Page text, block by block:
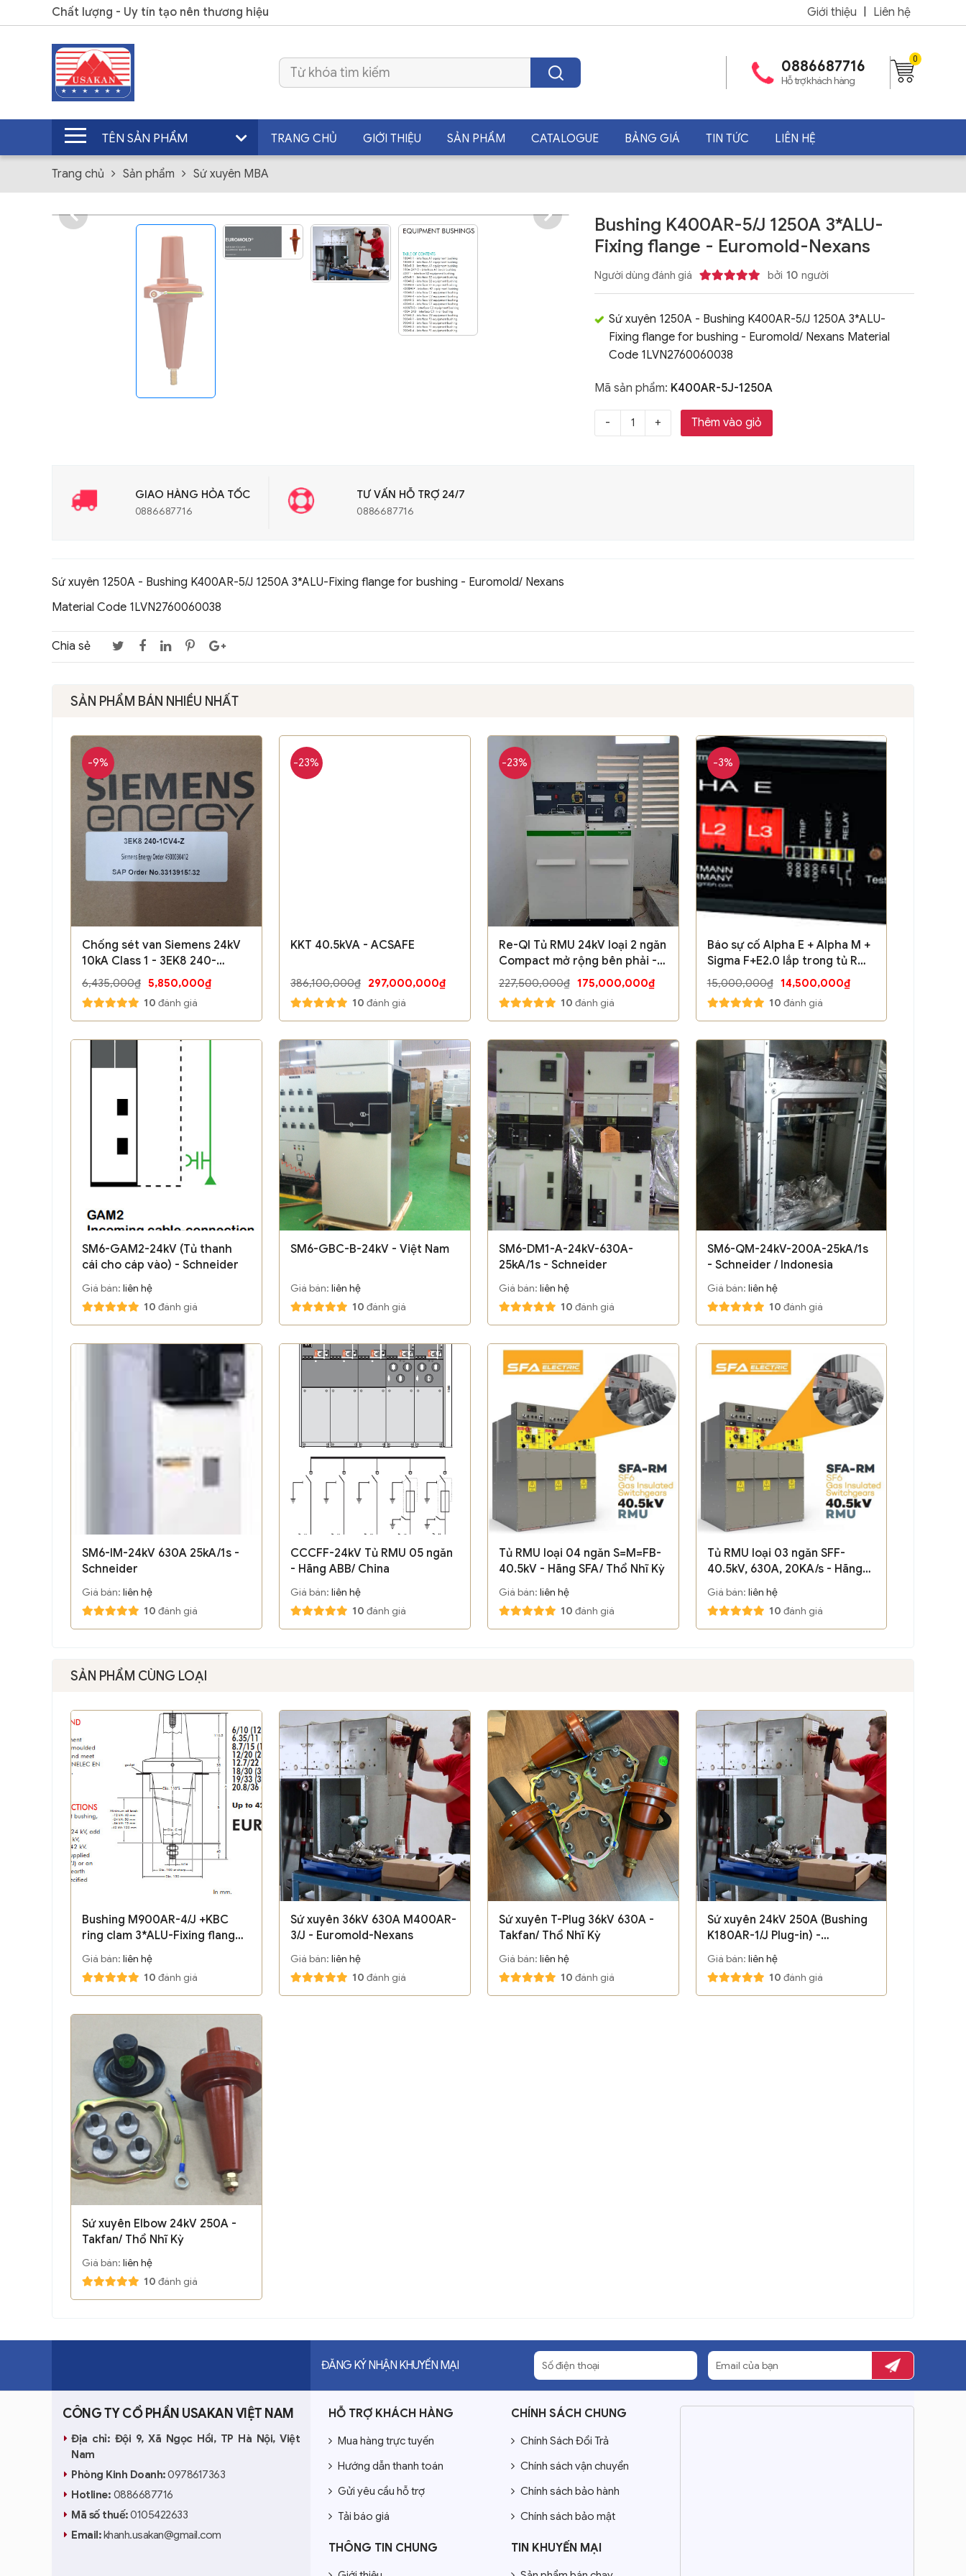
Chất lượng - Uy tín tạo nên thương hiệu Giới thiệu Liên hệ
0886687716
Hỗ trợ khách hàng
0
TÊN SẢN PHẨM TRANG CHỦ GIỚI THIỆU SẢN PHẨM CATALOGUE BẢNG GIÁ TIN TỨC LIÊN HỆ
Trang chủ Sản phẩm Sứ xuyên MBA
Bushing K400AR-5/J 1250A 3*ALU-
Fixing flange - Euromold-Nexans
Người dùng đánh giá bởi 10 người
Sứ xuyên 1250A - Bushing K400AR-5/J 1250A 3*ALU-
Fixing flange for bushing - Euromold/ Nexans Material
Code 1LVN2760060038
Mã sản phẩm: K400AR-5J-1250A
Thêm vào giỏ
GIAO HÀNG HỎA TỐC
0886687716
TƯ VẤN HỖ TRỢ 24/7
0886687716
Sứ xuyên 1250A - Bushing K400AR-5/J 1250A 3*ALU-Fixing flange for bushing - Euromold/ Nexans
Material Code 1LVN2760060038
Chia sẻ
SẢN PHẨM BÁN NHIỀU NHẤT
-9%
Chống sét van Siemens 24kV
10kA Class 1 - 3EK8 240-
2CV4-Z M30 P12 P31M81
6,435,000₫ 5,850,000₫
10 đánh giá
-23%
KKT 40.5kVA - ACSAFE
386,100,000₫
297,000,000₫
10 đánh giá
-23%
Re-QI Tủ RMU 24kV loại 2 ngăn
Compact mở rộng bên phải -
Sshneider
227,500,000₫ 175,000,000₫
10 đánh giá
-3%
Báo sự cố Alpha E + Alpha M +
Sigma F+E2.0 lắp trong tủ RMU
- Hãng Horstmann / Germany
15,000,000₫ 14,500,000₫
10 đánh giá
SM6-GAM2-24kV (Tủ thanh
cái cho cáp vào) - Schneider
Giá bán: liên hệ
10 đánh giá
SM6-GBC-B-24kV - Việt Nam
Giá bán: liên hệ
10 đánh giá
SM6-DM1-A-24kV-630A-
25kA/1s - Schneider
Giá bán: liên hệ
10 đánh giá
SM6-QM-24kV-200A-25kA/1s
- Schneider / Indonesia
Giá bán: liên hệ
10 đánh giá
SM6-IM-24kV 630A 25kA/1s -
Schneider
Giá bán: liên hệ
10 đánh giá
CCCFF-24kV Tủ RMU 05 ngăn
- Hãng ABB/ China
Giá bán: liên hệ
10 đánh giá
Tủ RMU loại 04 ngăn S=M=FB-
40.5kV - Hãng SFA/ Thổ Nhĩ Kỳ
Giá bán: liên hệ
10 đánh giá
Tủ RMU loại 03 ngăn SFF-
40.5kV, 630A, 20KA/s - Hãng
SFA/ Thổ Nhĩ Kỳ
Giá bán: liên hệ
10 đánh giá
SẢN PHẨM CÙNG LOẠI
Bushing M900AR-4/J +KBC
ring clam 3*ALU-Fixing flange -
Euromold-Nexans
Giá bán: liên hệ
10 đánh giá
Sứ xuyên 36kV 630A M400AR-
3/J - Euromold-Nexans
Giá bán: liên hệ
10 đánh giá
Sứ xuyên T-Plug 36kV 630A -
Takfan/ Thổ Nhĩ Kỳ
Giá bán: liên hệ
10 đánh giá
Sứ xuyên 24kV 250A (Bushing
K180AR-1/J Plug-in) -
Euromold-Nexans/ Bỉ
Giá bán: liên hệ
10 đánh giá
Sứ xuyên Elbow 24kV 250A -
Takfan/ Thổ Nhĩ Kỳ
Giá bán: liên hệ
10 đánh giá
ĐĂNG KÝ NHẬN KHUYẾN MẠI
CÔNG TY CỔ PHẦN USAKAN VIỆT NAM
Địa chỉ: Đội 9, Xã Ngọc Hồi, TP Hà Nội, Việt
Nam
Phòng Kinh Doanh:0978617363
Hotline: 0886687716
Mã số thuế:0105422633
Email:khanh.usakan@gmail.com
HỖ TRỢ KHÁCH HÀNG
Mua hàng trực tuyến
Hướng dẫn thanh toán
Gửi yêu cầu hỗ trợ
Tải báo giá
CHÍNH SÁCH CHUNG
Chính Sách Đổi Trả
Chính sách vận chuyển
Chính sách bảo hành
Chính sách bảo mật
THÔNG TIN CHUNG TIN KHUYẾN MẠI